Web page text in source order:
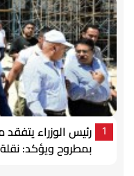
1
رئيس الوزراء
بمطروح ويؤكد: